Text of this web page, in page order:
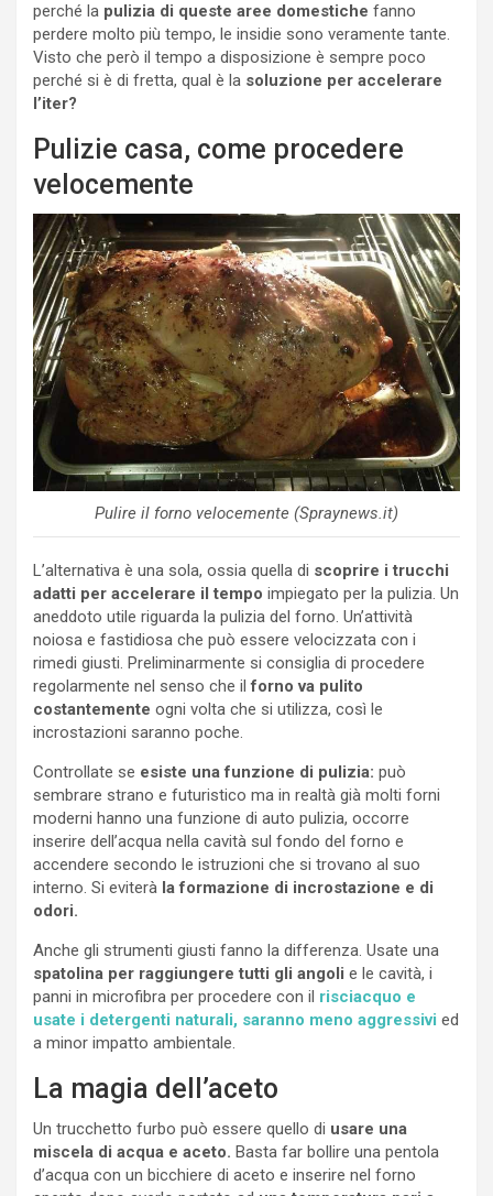
perché la pulizia di queste aree domestiche fanno
perdere molto più tempo, le insidie sono veramente tante.
Visto che però il tempo a disposizione è sempre poco
perché si è di fretta, qual è la soluzione per accelerare
l’iter?
Pulizie casa, come procedere
velocemente
Pulire il forno velocemente (Spraynews.it)
L’alternativa è una sola, ossia quella di scoprire i trucchi
adatti per accelerare il tempo impiegato per la pulizia. Un
aneddoto utile riguarda la pulizia del forno. Un’attività
noiosa e fastidiosa che può essere velocizzata con i
rimedi giusti. Preliminarmente si consiglia di procedere
regolarmente nel senso che ilforno va pulito
costantemente ogni volta che si utilizza, così le
incrostazioni saranno poche.
Controllate se esiste una funzione di pulizia: può
sembrare strano e futuristico ma in realtà già molti forni
moderni hanno una funzione di auto pulizia, occorre
inserire dell’acqua nella cavità sul fondo del forno e
accendere secondo le istruzioni che si trovano al suo
interno. Si eviterà la formazione di incrostazione e di
odori.
Anche gli strumenti giusti fanno la differenza. Usate una
spatolina per raggiungere tutti gli angoli e le cavità, i
panni in microfibra per procedere con il risciacquo e
usate i detergenti naturali, saranno meno aggressivi ed
a minor impatto ambientale.
La magia dell’aceto
Un trucchetto furbo può essere quello di usare una
miscela di acqua e aceto. Basta far bollire una pentola
d’acqua con un bicchiere di aceto e inserire nel forno